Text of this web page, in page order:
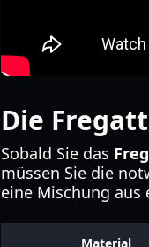
Die
Sobald Sie das
müssen Sie die
eine Mischung
Material